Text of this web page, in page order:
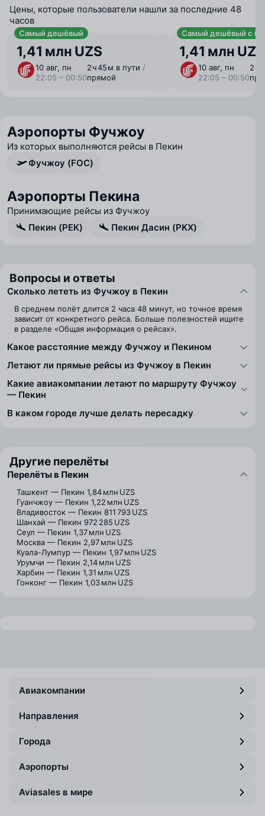
Цены, которые пользователи нашли за последние 48
часов
Самый дешёвый
1,41 млн UZS
10 авг, пн
22:05 – 00:50
2 ⁠ч 45 ⁠м в пути /
прямой
Самый дешёвый с
1,41 млн UZS
10 авг, пн
22:05 – 00:50
2 ⁠ч
Аэропорты Фучжоу
Из которых выполняются рейсы в Пекин
Фучжоу (FOC)
Аэропорты Пекина
Принимающие рейсы из Фучжоу
Пекин (PEK)
Пекин Дасин (PKX)
Вопросы и ответы
Сколько лететь из Фучжоу в Пекин
В среднем полёт длится 2 часа 48 минут, но точное время
зависит от конкретного рейса. Больше полезностей ищите
в разделе «Общая информация о рейсах».
Какое расстояние между Фучжоу и Пекином
Летают ли прямые рейсы из Фучжоу в Пекин
Какие авиакомпании летают по маршруту Фучжоу
— Пекин
В каком городе лучше делать пересадку
Другие перелёты
Перелёты в Пекин
Ташкент — Пекин 1,84 млн UZS
Гуанчжоу — Пекин 1,22 млн UZS
Владивосток — Пекин 811 793 UZS
Шанхай — Пекин 972 285 UZS
Сеул — Пекин 1,37 млн UZS
Москва — Пекин 2,97 млн UZS
Куала-Лумпур — Пекин 1,97 млн UZS
Урумчи — Пекин 2,14 млн UZS
Харбин — Пекин 1,31 млн UZS
Гонконг — Пекин 1,03 млн UZS
Авиакомпании
Направления
Города
Аэропорты
Aviasales в мире